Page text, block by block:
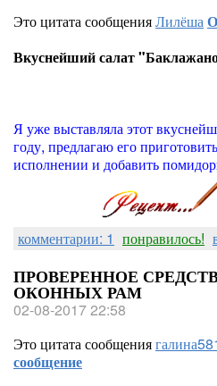
Это цитата сообщенияЛилёша
Вкуснейший салат
Я уже выставляла этот
году, предлагаю его
исполнении и добавить
комментарии: 1 понравилось!
ПРОВЕРЕННОЕ
ОКОННЫХ РАМ
02-08-2017 22:58
Это цитата сообщения
сообщение